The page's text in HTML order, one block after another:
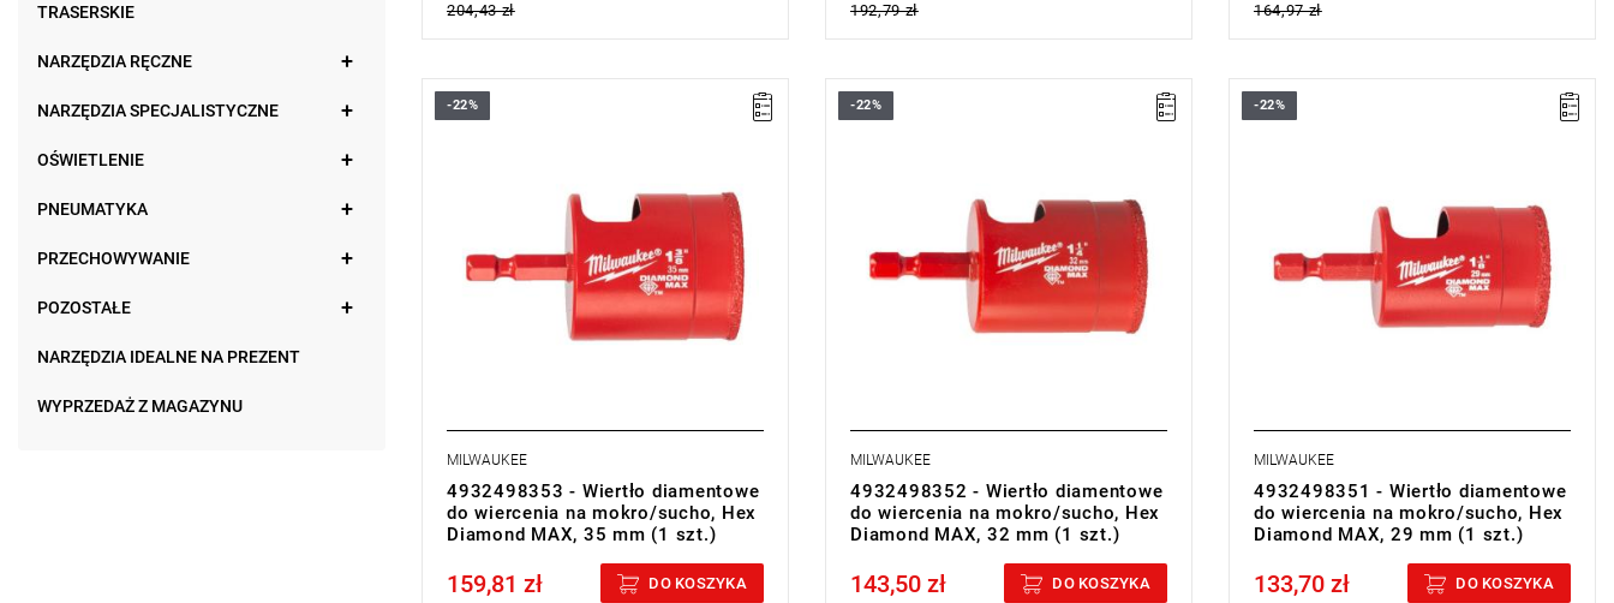
TRASERSKIE
NARZĘDZIA RĘCZNE
NARZĘDZIA SPECJALISTYCZNE
OŚWIETLENIE
PNEUMATYKA
PRZECHOWYWANIE
POZOSTAŁE
NARZĘDZIA IDEALNE NA PREZENT
WYPRZEDAŻ Z MAGAZYNU
204,43 zł 192,79 zł 164,97 zł
-22%
MILWAUKEE
4932498353 - Wiertło diamentowe
do wiercenia na mokro/sucho, Hex
Diamond MAX, 35 mm (1 szt.)
Price tax included
159,81 zł DO KOSZYKA
-22%
MILWAUKEE
4932498352 - Wiertło diamentowe
do wiercenia na mokro/sucho, Hex
Diamond MAX, 32 mm (1 szt.)
Price tax included
143,50 zł DO KOSZYKA
-22%
MILWAUKEE
4932498351 - Wiertło diamentowe
do wiercenia na mokro/sucho, Hex
Diamond MAX, 29 mm (1 szt.)
Price tax included
133,70 zł DO KOSZYKA